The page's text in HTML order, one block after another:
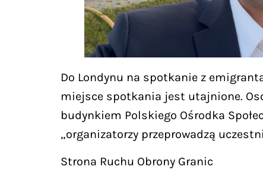
Do Londynu na spotkanie z
miejsce spotkania jest utajnione.
budynkiem Polskiego Ośrodka
„organizatorzy przeprowadzą
Strona Ruchu Obrony Granic